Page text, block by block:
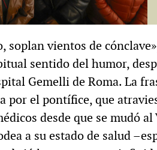
soplan vientos de
sentido del humor,
Gemelli de Roma. La
el pontífice, que
desde que se mudó
a su estado de salud